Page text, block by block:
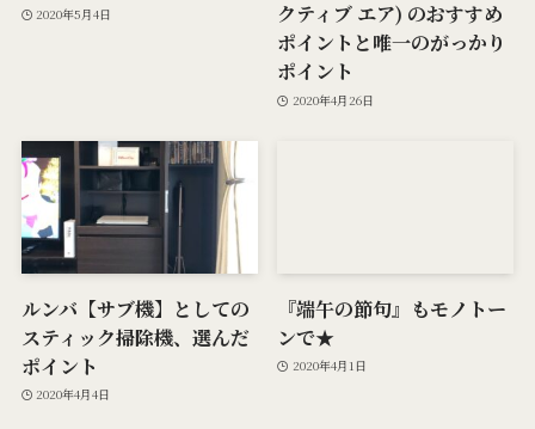
2020年5月4日
クティブ エア) のおすすめ
ポイントと唯一のがっかり
ポイント
2020年4月26日
ルンバ【サブ機】としての
スティック掃除機、選んだ
ポイント
2020年4月4日
『端午の節句』もモノトー
ンで★
2020年4月1日